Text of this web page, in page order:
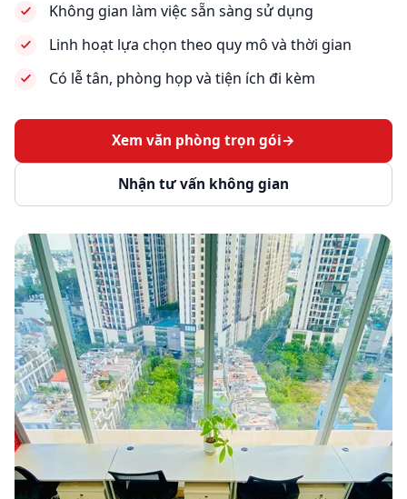
Không gian làm việc sẵn sàng sử dụng
Linh hoạt lựa chọn theo quy mô và thời gian
Có lễ tân, phòng họp và tiện ích đi kèm
Xem văn phòng trọn gói→
Nhận tư vấn không gian